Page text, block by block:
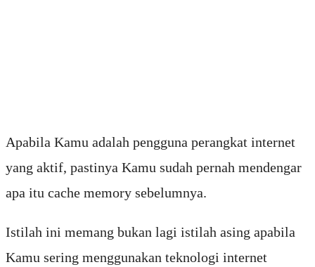
Apabila Kamu adalah pengguna perangkat internet
yang aktif, pastinya Kamu sudah pernah mendengar
apa itu cache memory sebelumnya.
Istilah ini memang bukan lagi istilah asing apabila
Kamu sering menggunakan teknologi internet